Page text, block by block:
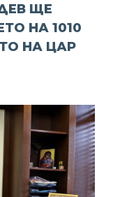
ЩЕ
НА 1010
НА ЦАР